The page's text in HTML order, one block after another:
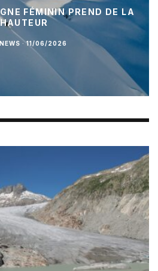
FÉMININ PREND DE LA
HAUTEUR
NEWS · 11/06/2026